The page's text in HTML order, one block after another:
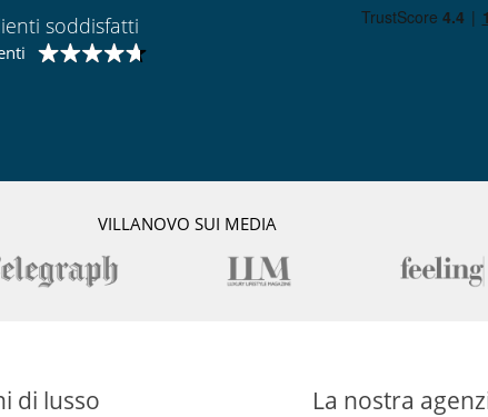
o posteggio privato
soddisfatti
VILLANOVO SUI MEDIA
di lusso La nostra